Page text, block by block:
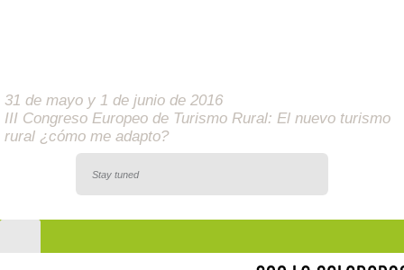
31 de mayo y 1 de junio de 2016
III Congreso Europeo de Turismo Rural: El nuevo turismo
rural ¿cómo me adapto?
Stay tuned